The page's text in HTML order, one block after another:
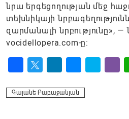
նրա երգեցողության մեջ
տեխնիկայի
զարմանալի նրբությունը», —
vocidellopera.com-ը:
Գայանե Բաբաջանյան